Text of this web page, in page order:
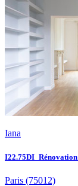
Iana
I22.75DI_Rénovation
Paris (75012)